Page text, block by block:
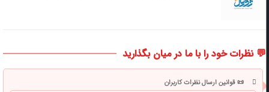
💬 نظرات خود را با ما در میان بگذارید
📜 قوانین ارسال نظرات کاربران